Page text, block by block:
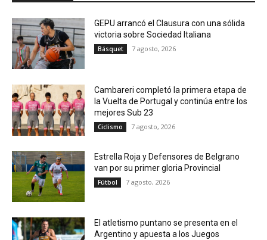
GEPU arrancó el Clausura con una sólida
victoria sobre Sociedad Italiana
Básquet 7 agosto, 2026
Cambareri completó la primera etapa de
la Vuelta de Portugal y continúa entre los
mejores Sub 23
Ciclismo 7 agosto, 2026
Estrella Roja y Defensores de Belgrano
van por su primer gloria Provincial
Fútbol 7 agosto, 2026
El atletismo puntano se presenta en el
Argentino y apuesta a los Juegos